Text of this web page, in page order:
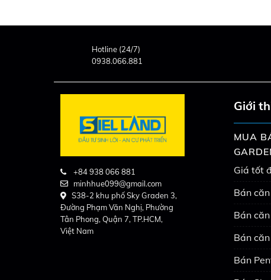
Hotline (24/7)
0938.066.881
+84 938 066 881
minhhue099@gmail.com
S38-2 khu phố Sky Graden 3,
Đường Phạm Văn Nghị, Phường
Tân Phong, Quận 7, TP.HCM,
Việt Nam
Giới
MUA
Giá tốt
Bán
Bán
Bán
Bán